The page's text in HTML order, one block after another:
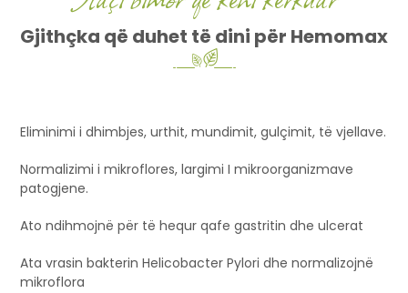
Gjithçka që duhet të dini për Hemomax
Eliminimi i dhimbjes, urthit, mundimit, gulçimit, të vjellave.
Normalizimi i mikroflores, largimi I mikroorganizmave
patogjene.
Ato ndihmojnë për të hequr qafe gastritin dhe ulcerat
Ata vrasin bakterin Helicobacter Pylori dhe normalizojnë
mikroflora